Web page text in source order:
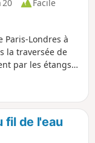
20
Facile
Paris-Londres à
la traversée de
par les étangs
fil de l'eau